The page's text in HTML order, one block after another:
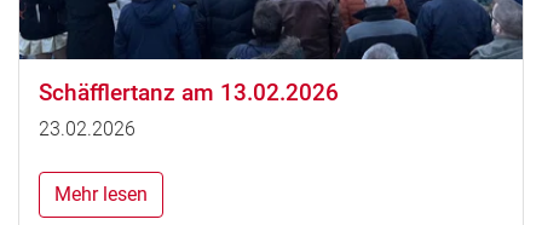
Schäfflertanz am 13.02.2026
23.02.2026
Mehr lesen